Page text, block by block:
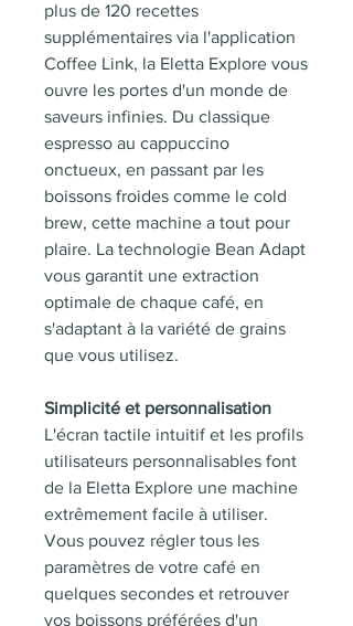
plus de 120 recettes
supplémentaires via l'application
Coffee Link, la Eletta Explore vous
ouvre les portes d'un monde de
saveurs infinies. Du classique
espresso au cappuccino
onctueux, en passant par les
boissons froides comme le cold
brew, cette machine a tout pour
plaire. La technologie Bean Adapt
vous garantit une extraction
optimale de chaque café, en
s'adaptant à la variété de grains
que vous utilisez.
Simplicité et personnalisation
L'écran tactile intuitif et les profils
utilisateurs personnalisables font
de la Eletta Explore une machine
extrêmement facile à utiliser.
Vous pouvez régler tous les
paramètres de votre café en
quelques secondes et retrouver
vos boissons préférées d'un